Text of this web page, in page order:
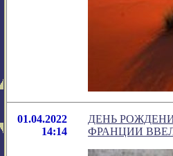
01.04.2022
14:14
ДЕНЬ
ФРАНЦИИ